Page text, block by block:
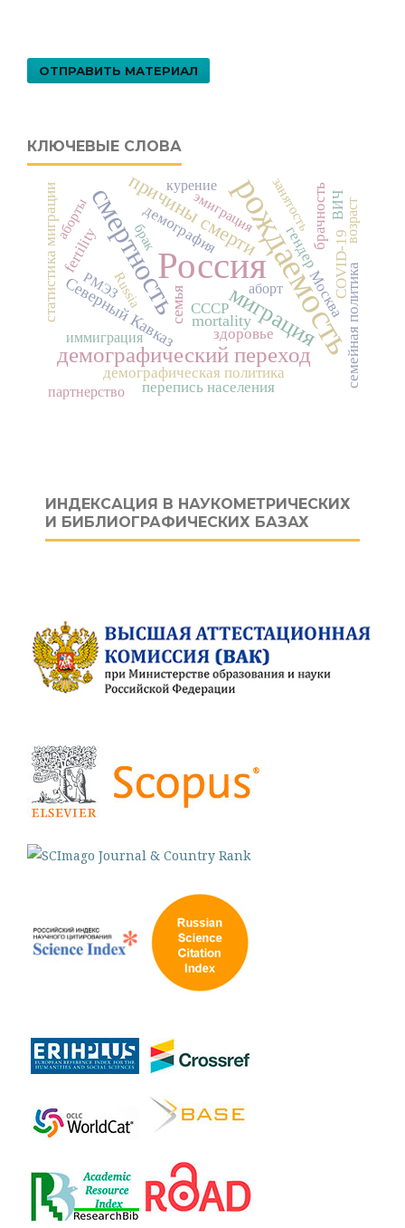
ОТПРАВИТЬ МАТЕРИАЛ
КЛЮЧЕВЫЕ СЛОВА
Россиярождаемость
смертность миграция
демографический переход
причины смерти
Северный Кавказ mortality
семья
демографическая политика семейная политика
гендер
fertility
статистика миграции Москва
перепись населения
брачность
COVID-19
демография
СССР
здоровье
Russia аборт
брак
эмиграция занятость
РМЭЗ
иммиграция
аборты возраст
курение
ВИЧ
партнерство
ИНДЕКСАЦИЯ В НАУКОМЕТРИЧЕСКИХ
И БИБЛИОГРАФИЧЕСКИХ БАЗАХ